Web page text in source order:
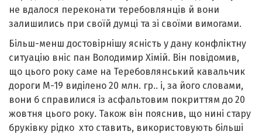
не вдалося переконати теребовлянців й вони
залишились при своїй думці та зі своїми вимогами.
Більш-менш достовірнішу ясність у дану конфліктну
ситуацію вніс пан Володимир Хімій. Він повідомив,
що цього року саме на Теребовлянський кавальчик
дороги М-19 виділено 20 млн. гр.. і, за його словами,
вони б справилися із асфальтовим покриттям до 20
жовтня цього року. Також він пояснив, що нині стару
бруківку рідко хто ставить, використовують більші